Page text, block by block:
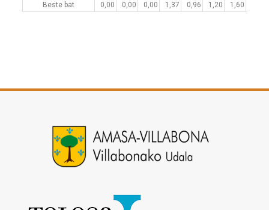
Beste bat
0,00 0,00 0,00 1,37 0,96 1,20 1,60